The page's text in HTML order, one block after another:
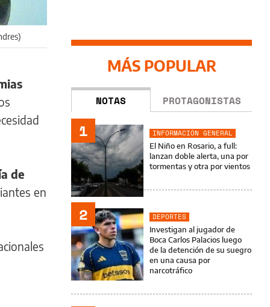
de
en
MÁS POPULAR
NOTAS PROTAGONISTAS
1
INFORMACIÓN GENERAL
El Niño en Rosario, a full:
lanzan doble alerta, una por
tormentas y otra por vientos
2
DEPORTES
Investigan al jugador de
Boca Carlos Palacios luego
de la detención de su suegro
en una causa por
narcotráfico